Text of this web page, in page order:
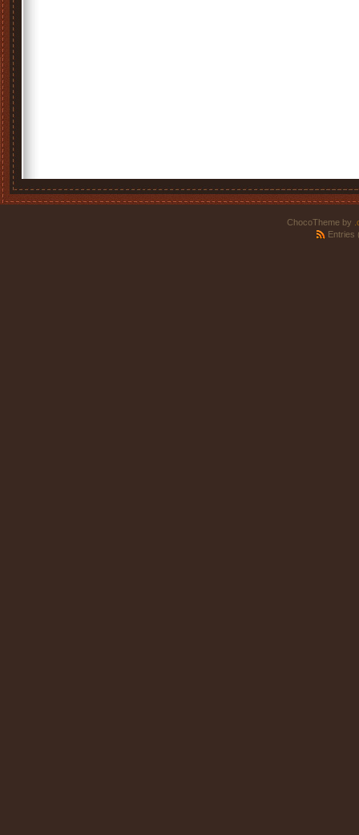
ChocoTheme by
Entries